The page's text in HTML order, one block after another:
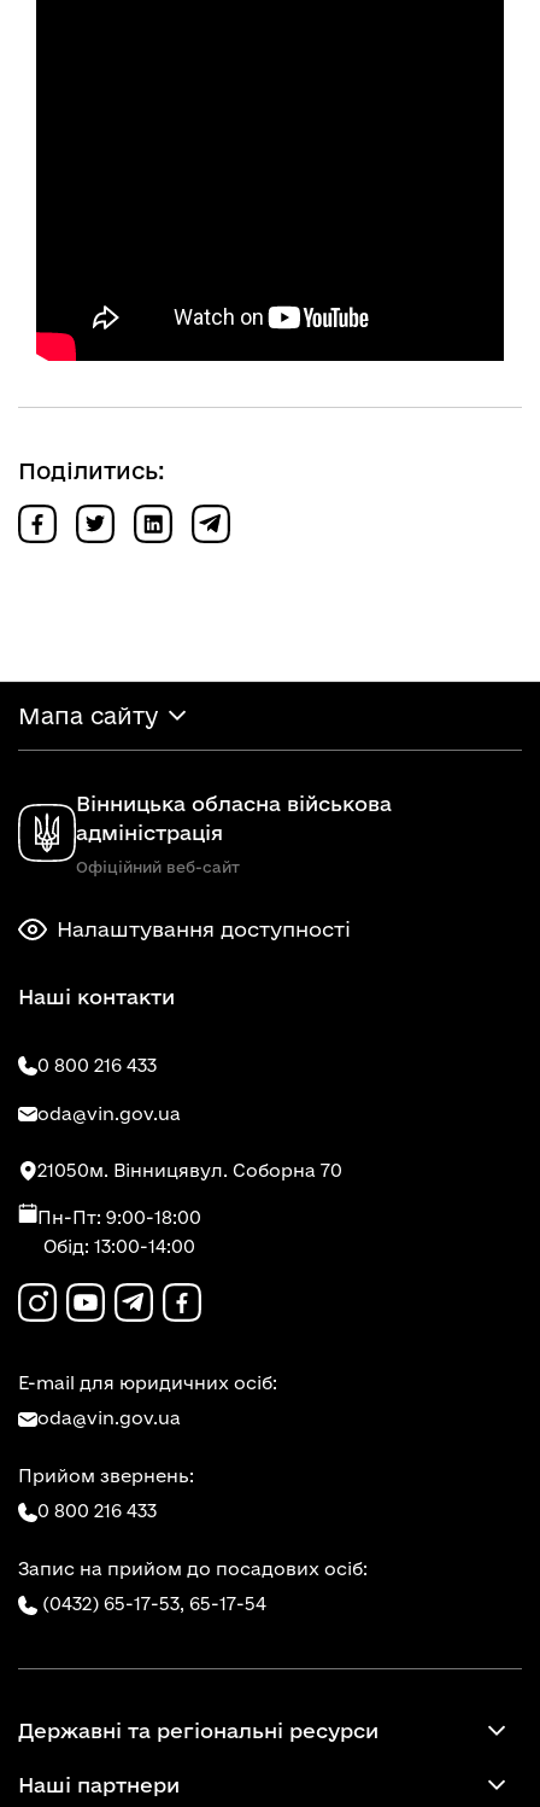
Поділитись:
Мапа сайту
Вінницька обласна військова
адміністрація
Офіційний веб-сайт
Налаштування доступності
Наші контакти
0 800 216 433
oda@vin.gov.ua
21050м. Вінницявул. Соборна 70
Пн-Пт: 9:00-18:00
Обід: 13:00-14:00
E-mail для юридичних осіб:
oda@vin.gov.ua
Прийом звернень:
0 800 216 433
Запис на прийом до посадових осіб:
(0432) 65-17-53, 65-17-54
Державні та регіональні ресурси
Наші партнери